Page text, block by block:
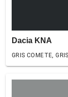
Dacia KNA
GRIS COMETE,